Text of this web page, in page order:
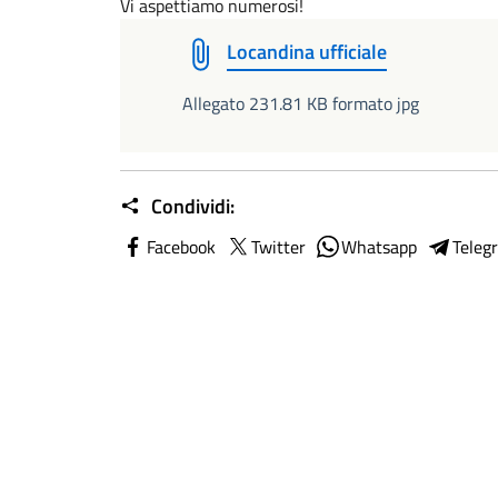
Vi aspettiamo numerosi!
Locandina ufficiale
Allegato 231.81 KB formato jpg
Condividi:
Facebook Twitter Whatsapp